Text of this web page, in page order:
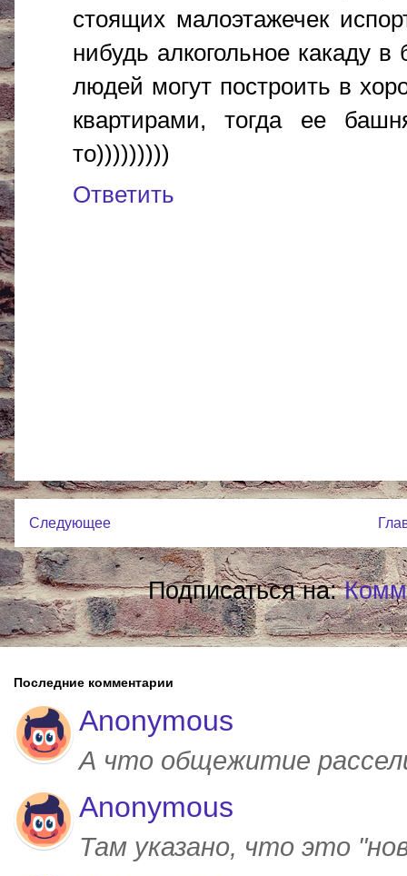
стоящих малоэтажечек
нибудь алкогольное какаду
людей могут построить в
квартирами, тогда ее
то)))))))))
Ответить
Следующее
Подписаться на:
Последние комментарии
Anonymous
А что общежитие
Anonymous
Там указано, что это